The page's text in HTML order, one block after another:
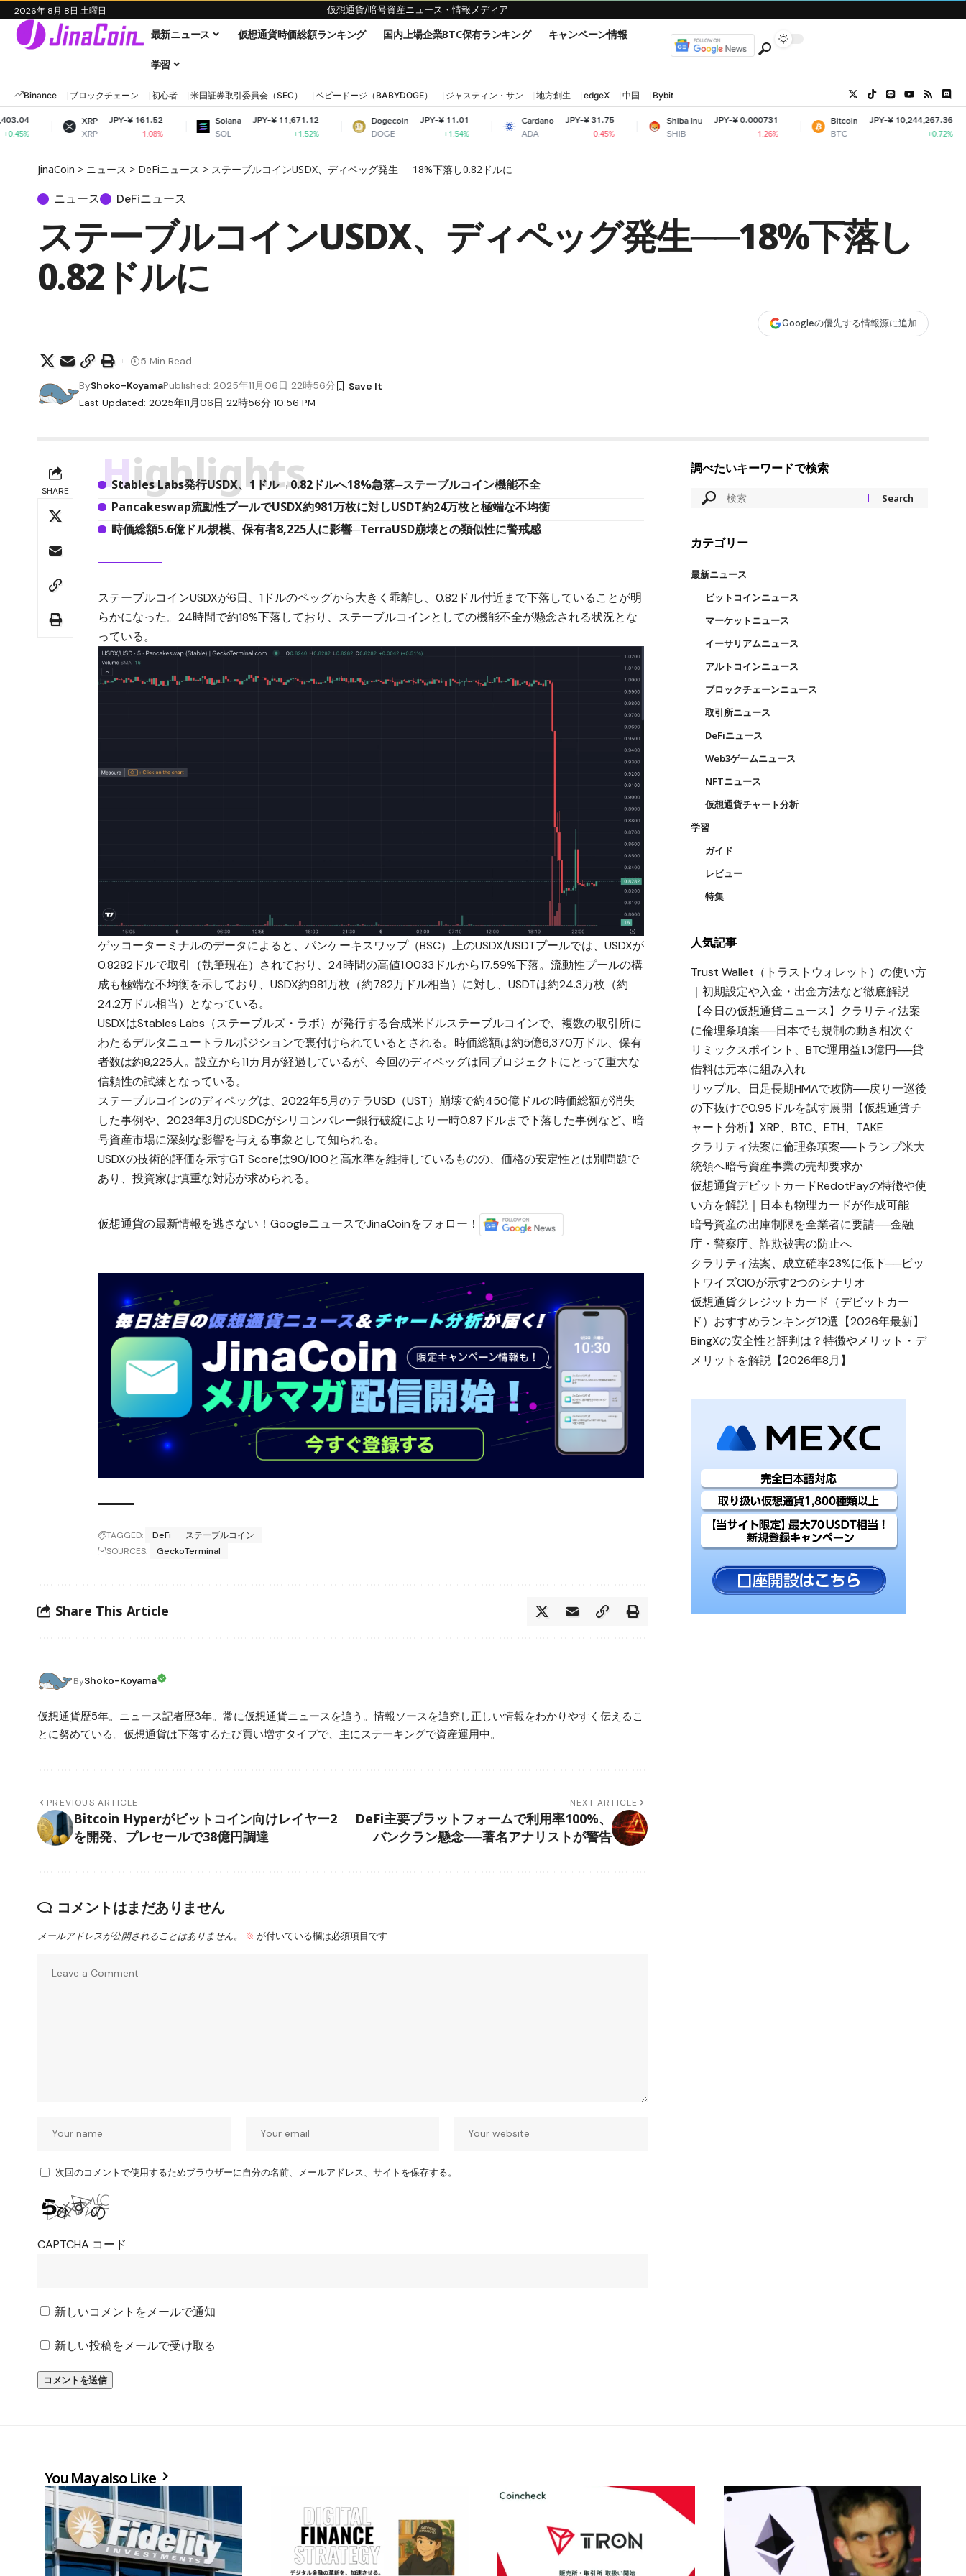
2026年 8月 8日 土曜日 仮想通貨/暗号資産ニュース・情報メディア
最新ニュース 仮想通貨時価総額ランキング 国内上場企業BTC保有ランキング キャンペーン情報
学習
Binance ブロックチェーン 初心者 米国証券取引委員会（SEC） ベビードージ（BABYDOGE） ジャスティン・サン 地方創生 edgeX 中国 Bybit
XRP
XRP
JPY-¥ 161.52
-1.08%
Solana
SOL
JPY-¥ 11,671.12
+1.52%
Dogecoin
DOGE
JPY-¥ 11.01
+1.54%
Cardano
ADA
JPY-¥ 31.75
-0.45%
Shiba Inu
SHIB
JPY-¥ 0.000731
Bitcoin
BTC
JPY-¥ 10,244,267.36
ETH
JinaCoin > ニュース > DeFiニュース > ステーブルコインUSDX、ディペッグ発生──18%下落し0.82ドルに
ニュース DeFiニュース
ステーブルコインUSDX、ディペッグ発生──18%下落し
0.82ドルに
Googleの優先する情報源に追加
Last Updated: 2025年11月06日 22時56分 10:56 PM
ByShoko-KoyamaPublished: 2025年11月06日 22時56分
5 Min Read
SHARE Highlights
Stables Labs発行USDX、1ドル→0.82ドルへ18%急落─ステーブルコイン機能不全
Pancakeswap流動性プールでUSDX約981万枚に対しUSDT約24万枚と極端な不均衡
時価総額5.6億ドル規模、保有者8,225人に影響─TerraUSD崩壊との類似性に警戒感
ステーブルコインUSDXが6日、1ドルのペッグから大きく乖離し、0.82ドル付近まで下落していることが明
らかになった。24時間で約18%下落しており、ステーブルコインとしての機能不全が懸念される状況とな
っている。
ゲッコーターミナルのデータによると、パンケーキスワップ（BSC）上のUSDX/USDTプールでは、USDXが
0.8282ドルで取引（執筆現在）されており、24時間の高値1.0033ドルから17.59%下落。流動性プールの構
成も極端な不均衡を示しており、USDX約981万枚（約782万ドル相当）に対し、USDTは約24.3万枚（約
24.2万ドル相当）となっている。
USDXはStables Labs（ステーブルズ・ラボ）が発行する合成米ドルステーブルコインで、複数の取引所に
わたるデルタニュートラルポジションで裏付けられているとされる。時価総額は約5億6,370万ドル、保有
者数は約8,225人。設立から11カ月が経過しているが、今回のディペッグは同プロジェクトにとって重大な
信頼性の試練となっている。
ステーブルコインのディペッグは、2022年5月のテラUSD（UST）崩壊で約450億ドルの時価総額が消失
した事例や、2023年3月のUSDCがシリコンバレー銀行破綻により一時0.87ドルまで下落した事例など、暗
号資産市場に深刻な影響を与える事象として知られる。
USDXの技術的評価を示すGT Scoreは90/100と高水準を維持しているものの、価格の安定性とは別問題で
あり、投資家は慎重な対応が求められる。
仮想通貨の最新情報を逃さない！GoogleニュースでJinaCoinをフォロー！
TAGGED: DeFi
ステーブルコイン
SOURCES:
GeckoTerminal
Share This Article
ByShoko-Koyama
仮想通貨歴5年。ニュース記者歴3年。常に仮想通貨ニュースを追う。情報ソースを追究し正しい情報をわかりやすく伝えるこ
とに努めている。仮想通貨は下落するたび買い増すタイプで、主にステーキングで資産運用中。
PREVIOUS ARTICLE
Bitcoin Hyperがビットコイン向けレイヤー2
を開発、プレセールで38億円調達
NEXT ARTICLE
DeFi主要プラットフォームで利用率100%、
バンクラン懸念──著名アナリストが警告
コメントはまだありません
メールアドレスが公開されることはありません。 ※ が付いている欄は必須項目です
次回のコメントで使用するためブラウザーに自分の名前、メールアドレス、サイトを保存する。
CAPTCHA コード
新しいコメントをメールで通知
新しい投稿をメールで受け取る
調べたいキーワードで検索
カテゴリー
最新ニュース
ビットコインニュース
マーケットニュース
イーサリアムニュース
アルトコインニュース
ブロックチェーンニュース
取引所ニュース
DeFiニュース
Web3ゲームニュース
NFTニュース
仮想通貨チャート分析
学習
ガイド
レビュー
特集
人気記事
Trust Wallet（トラストウォレット）の使い方
｜初期設定や入金・出金方法など徹底解説
【今日の仮想通貨ニュース】クラリティ法案
に倫理条項案──日本でも規制の動き相次ぐ
リミックスポイント、BTC運用益1.3億円──貸
借料は元本に組み入れ
リップル、日足長期HMAで攻防──戻り一巡後
の下抜けで0.95ドルを試す展開【仮想通貨チ
ャート分析】XRP、BTC、ETH、TAKE
クラリティ法案に倫理条項案──トランプ米大
統領へ暗号資産事業の売却要求か
仮想通貨デビットカードRedotPayの特徴や使
い方を解説｜日本も物理カードが作成可能
暗号資産の出庫制限を全業者に要請──金融
庁・警察庁、詐欺被害の防止へ
クラリティ法案、成立確率23%に低下──ビッ
トワイズCIOが示す2つのシナリオ
仮想通貨クレジットカード（デビットカー
ド）おすすめランキング12選【2026年最新】
BingXの安全性と評判は？特徴やメリット・デ
メリットを解説【2026年8月】
You May also Like